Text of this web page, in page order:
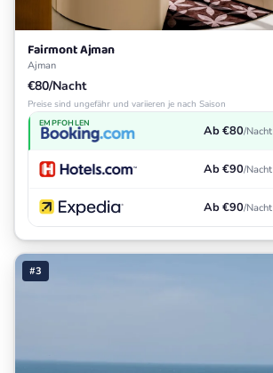
Fairmont Ajman
Ajman
€80/Nacht
Preise sind ungefähr und variieren je nach Saison
EMPFOHLEN Ab €80/Nacht
Ab €90/Nacht
Ab €90/Nacht
#3